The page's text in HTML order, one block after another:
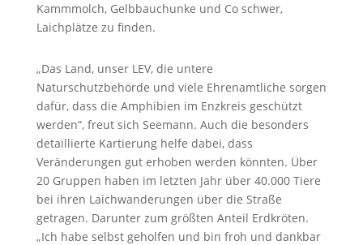
Kammmolch, Gelbbauchunke und Co schwer,
Laichplätze zu finden.
„Das Land, unser LEV, die untere
Naturschutzbehörde und viele Ehrenamtliche sorgen
dafür, dass die Amphibien im Enzkreis geschützt
werden“, freut sich Seemann. Auch die besonders
detaillierte Kartierung helfe dabei, dass
Veränderungen gut erhoben werden könnten. Über
20 Gruppen haben im letzten Jahr über 40.000 Tiere
bei ihren Laichwanderungen über die Straße
getragen. Darunter zum größten Anteil Erdkröten.
„Ich habe selbst geholfen und bin froh und dankbar